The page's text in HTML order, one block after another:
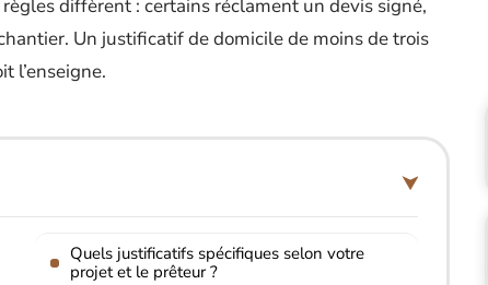
diffèrent : certains réclament un devis signé,
Un justificatif de domicile de moins de trois
l’enseigne.
Quels justificatifs spécifiques selon votre
projet et le prêteur ?